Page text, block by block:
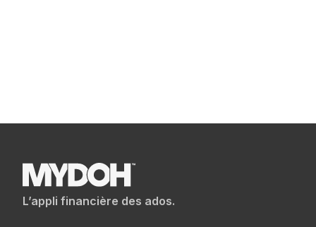
L’appli financière des ados.